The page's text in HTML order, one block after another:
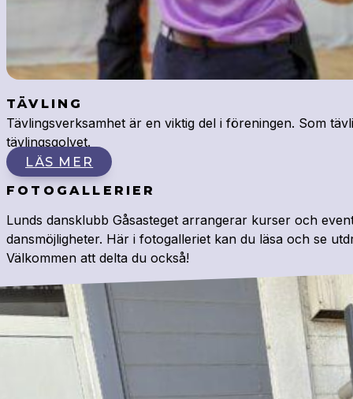
TÄVLING
Tävlingsverksamhet är en viktig del i föreningen. Som
tävlingsgolvet.
LÄS MER
FOTOGALLERIER
Lunds dansklubb Gåsasteget arrangerar kurser och
dansmöjligheter. Här i fotogalleriet kan du läsa och se
Välkommen att delta du också!